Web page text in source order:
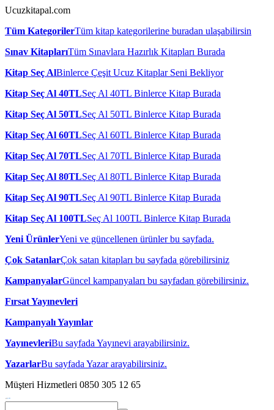
Ucuzkitapal.com
Tüm KategorilerTüm kitap kategorilerine buradan ulaşabilirsin
Sınav KitaplarıTüm Sınavlara Hazırlık Kitapları Burada
Kitap Seç AlBinlerce Çeşit Ucuz Kitaplar Seni Bekliyor
Kitap Seç Al 40TLSeç Al 40TL Binlerce Kitap Burada
Kitap Seç Al 50TLSeç Al 50TL Binlerce Kitap Burada
Kitap Seç Al 60TLSeç Al 60TL Binlerce Kitap Burada
Kitap Seç Al 70TLSeç Al 70TL Binlerce Kitap Burada
Kitap Seç Al 80TLSeç Al 80TL Binlerce Kitap Burada
Kitap Seç Al 90TLSeç Al 90TL Binlerce Kitap Burada
Kitap Seç Al 100TLSeç Al 100TL Binlerce Kitap Burada
Yeni ÜrünlerYeni ve güncellenen ürünler bu sayfada.
Çok SatanlarÇok satan kitapları bu sayfada görebilirsiniz
KampanyalarGüncel kampanyaları bu sayfadan görebilirsiniz.
Fırsat Yayınevleri
Kampanyalı Yayınlar
YayınevleriBu sayfada Yayınevi arayabilirsiniz.
YazarlarBu sayfada Yazar arayabilirsiniz.
Müşteri Hizmetleri 0850 305 12 65